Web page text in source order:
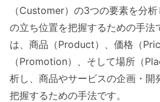
（Customer）の3つの要素を分
の立ち位置を把握するための手法
は、商品（Product）、価格（
（Promotion）、そして場所（
析し、商品やサービスの企画・開
把握するための手法です。